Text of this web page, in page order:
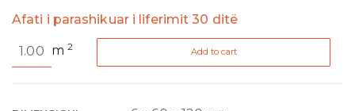
Afati i parashikuar i liferimit 30 ditë
Savannah
m2 Add to cart